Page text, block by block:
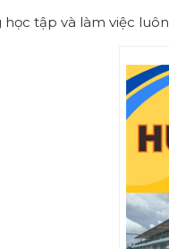
tập và làm việc